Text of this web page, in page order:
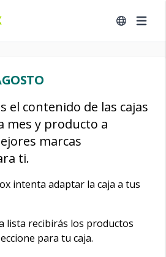
el contenido de las cajas
mes y producto a
marcas
ti.
intenta adaptar la caja a tus
lista recibirás los productos
para tu caja.